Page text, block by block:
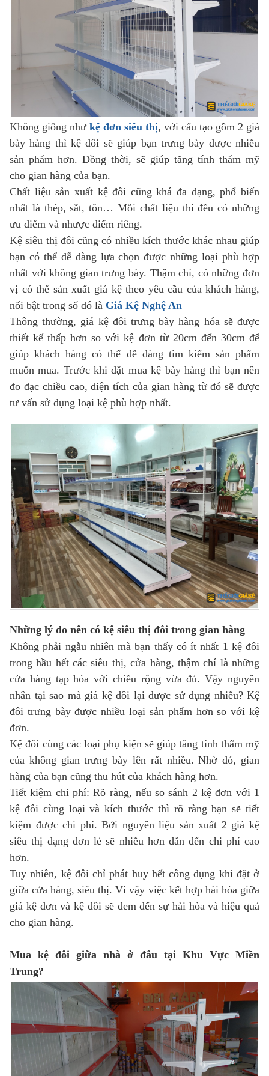
Không giống như kệ đơn siêu thị, với cấu tạo gồm 2 giá
bày hàng thì kệ đôi sẽ giúp bạn trưng bày được nhiều
sản phẩm hơn. Đồng thời, sẽ giúp tăng tính thẩm mỹ
cho gian hàng của bạn.
Chất liệu sản xuất kệ đôi cũng khá đa dạng, phổ biến
nhất là thép, sắt, tôn… Mỗi chất liệu thì đều có những
ưu điểm và nhược điểm riêng.
Kệ siêu thị đôi cũng có nhiều kích thước khác nhau giúp
bạn có thể dễ dàng lựa chọn được những loại phù hợp
nhất với không gian trưng bày. Thậm chí, có những đơn
vị có thể sản xuất giá kệ theo yêu cầu của khách hàng,
nổi bật trong số đó là Giá Kệ Nghệ An
Thông thường, giá kệ đôi trưng bày hàng hóa sẽ được
thiết kế thấp hơn so với kệ đơn từ 20cm đến 30cm để
giúp khách hàng có thể dễ dàng tìm kiếm sản phẩm
muốn mua. Trước khi đặt mua kệ bày hàng thì bạn nên
đo đạc chiều cao, diện tích của gian hàng từ đó sẽ được
tư vấn sử dụng loại kệ phù hợp nhất.
Những lý do nên có kệ siêu thị đôi trong gian hàng
Không phải ngẫu nhiên mà bạn thấy có ít nhất 1 kệ đôi
trong hầu hết các siêu thị, cửa hàng, thậm chí là những
cửa hàng tạp hóa với chiều rộng vừa đủ. Vậy nguyên
nhân tại sao mà giá kệ đôi lại được sử dụng nhiều? Kệ
đôi trưng bày được nhiều loại sản phẩm hơn so với kệ
đơn.
Kệ đôi cùng các loại phụ kiện sẽ giúp tăng tính thẩm mỹ
của không gian trưng bày lên rất nhiều. Nhờ đó, gian
hàng của bạn cũng thu hút của khách hàng hơn.
Tiết kiệm chi phí: Rõ ràng, nếu so sánh 2 kệ đơn với 1
kệ đôi cùng loại và kích thước thì rõ ràng bạn sẽ tiết
kiệm được chi phí. Bởi nguyên liệu sản xuất 2 giá kệ
siêu thị dạng đơn lẻ sẽ nhiều hơn dẫn đến chi phí cao
hơn.
Tuy nhiên, kệ đôi chỉ phát huy hết công dụng khi đặt ở
giữa cửa hàng, siêu thị. Vì vậy việc kết hợp hài hòa giữa
giá kệ đơn và kệ đôi sẽ đem đến sự hài hòa và hiệu quả
cho gian hàng.
Mua kệ đôi giữa nhà ở đâu tại Khu Vực Miền
Trung?